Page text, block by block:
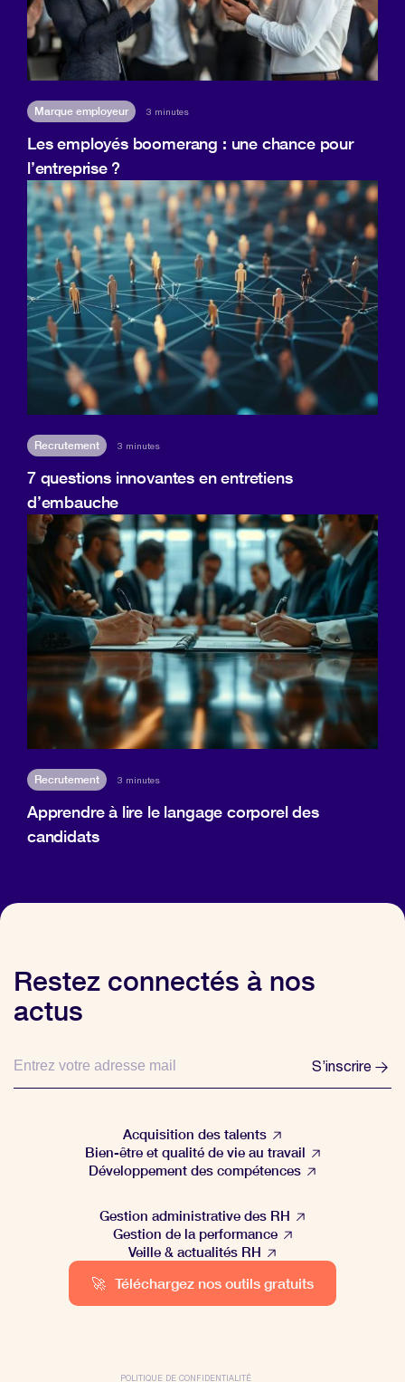
Marque employeur 3 minutes
Les employés boomerang : une chance pour
l’entreprise ?
Recrutement 3 minutes
7 questions innovantes en entretiens
d’embauche
Recrutement 3 minutes
Apprendre à lire le langage corporel des
candidats
Restez connectés à nos
actus
S’inscrire
Acquisition des talents
Bien-être et qualité de vie au travail
Développement des compétences
Gestion administrative des RH
Gestion de la performance
Veille & actualités RH
🚀 Téléchargez nos outils gratuits
POLITIQUE DE CONFIDENTIALITÉ